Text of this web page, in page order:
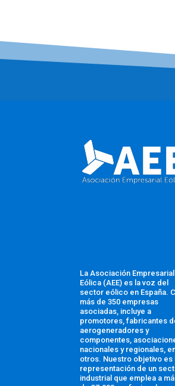
La Asociación Empresarial
Eólica (AEE) es la voz del
sector eólico en España.
más de 350 empresas
asociadas, incluye a
promotores, fabricantes
aerogeneradores y
componentes,
nacionales y regionales,
otros. Nuestro objetivo es
representación de un
industrial que emplea a